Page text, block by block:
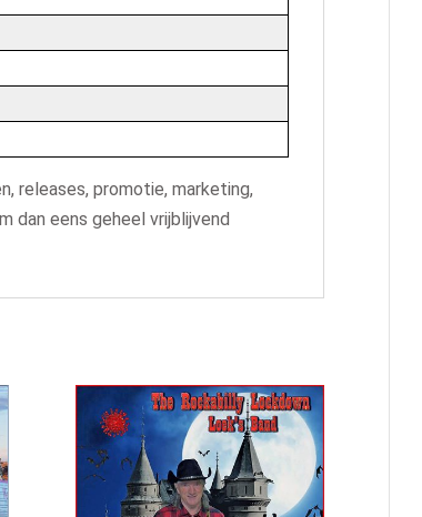
releases, promotie, marketing,
dan eens geheel vrijblijvend